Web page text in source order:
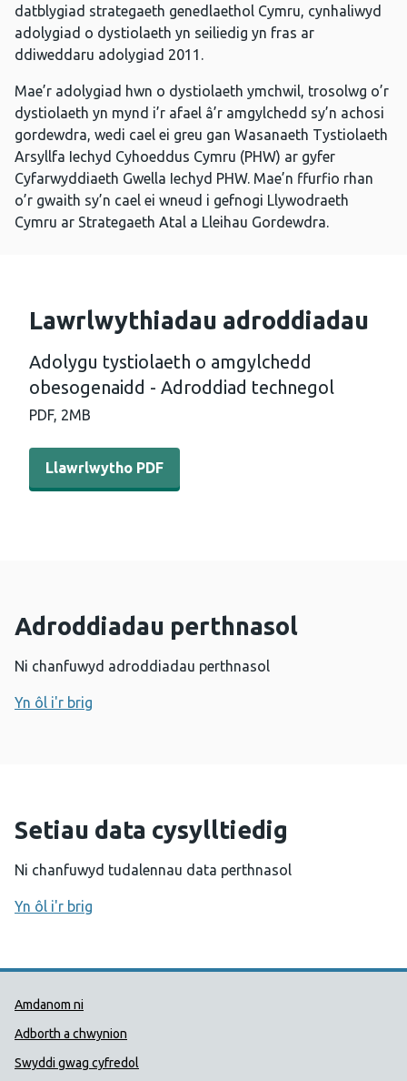
datblygiad strategaeth genedlaethol Cymru, cynhaliwyd
adolygiad o dystiolaeth yn seiliedig yn fras ar
ddiweddaru adolygiad 2011.
Mae’r adolygiad hwn o dystiolaeth ymchwil, trosolwg o’r
dystiolaeth yn mynd i’r afael â’r amgylchedd sy’n achosi
gordewdra, wedi cael ei greu gan Wasanaeth Tystiolaeth
Arsyllfa Iechyd Cyhoeddus Cymru (PHW) ar gyfer
Cyfarwyddiaeth Gwella Iechyd PHW. Mae’n ffurfio rhan
o’r gwaith sy’n cael ei wneud i gefnogi Llywodraeth
Cymru ar Strategaeth Atal a Lleihau Gordewdra.
Lawrlwythiadau adroddiadau
Adolygu tystiolaeth o amgylchedd
obesogenaidd - Adroddiad technegol
PDF, 2MB
Llawrlwytho PDF - Adolygu tystiolaeth o amgylchedd
Llawrlwytho PDF
Adroddiadau perthnasol
Ni chanfuwyd adroddiadau perthnasol
Yn ôl i'r brig
Setiau data cysylltiedig
Ni chanfuwyd tudalennau data perthnasol
Yn ôl i'r brig
Dolenni Cymorth Iechyd
Amdanom ni
Adborth a chwynion
Swyddi gwag cyfredol